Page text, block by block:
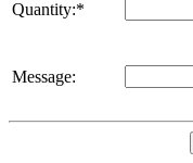
Quantity:*
Message: